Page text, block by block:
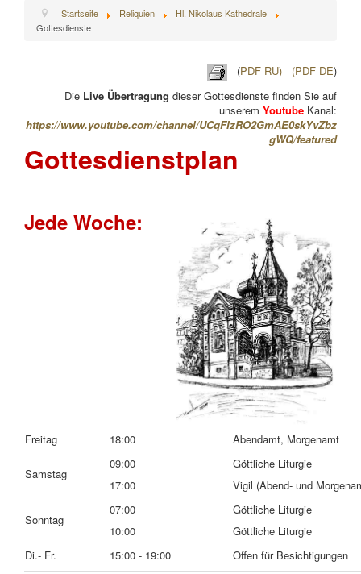
Startseite Reliquien
Hl. Nikolaus Kathedrale
Gottesdienste
(PDF RU) (PDF DE)
Die Live Übertragung dieser Gottesdienste finden Sie auf
unserem Youtube Kanal:
https://www.youtube.com/channel/UCqFIzRO2GmAE0skYvZbz
gWQ/featured
Gottesdienstplan
Jede Woche:
Freitag 18:00 Abendamt, Morgenamt
Samstag
09:00
17:00
Göttliche Liturgie
Vigil (Abend- und
Sonntag
07:00
10:00
Göttliche Liturgie
Göttliche Liturgie
Di.- Fr.
15:00 - 19:00 Offen für Besichtigungen